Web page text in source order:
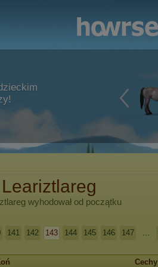
wyhodował od początku
141 142 143 144 145 146 147 ...
Cechy